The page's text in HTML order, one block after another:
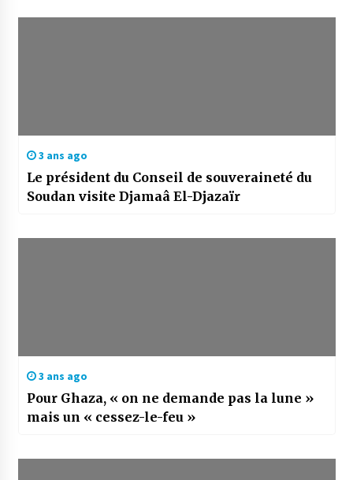
3 ans ago
Le président du Conseil de souveraineté du
Soudan visite Djamaâ El-Djazaïr
3 ans ago
Pour Ghaza, « on ne demande pas la lune »
mais un « cessez-le-feu »